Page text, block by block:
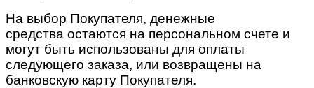
На выбор Покупателя, денежные
средства остаются на персональном счете и
могут быть использованы для оплаты
следующего заказа, или возвращены на
банковскую карту Покупателя.